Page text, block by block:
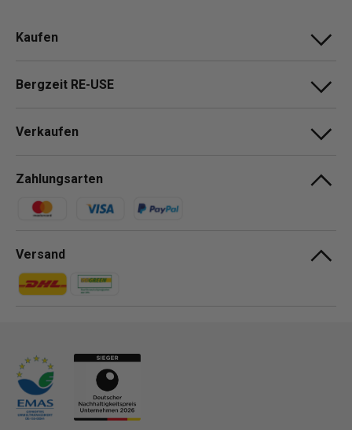
Kaufen
Bergzeit RE-USE
Verkaufen
Zahlungsarten
Zahlungsmethoden
Versand
Zahlungsmethoden
Zahlungsmethoden